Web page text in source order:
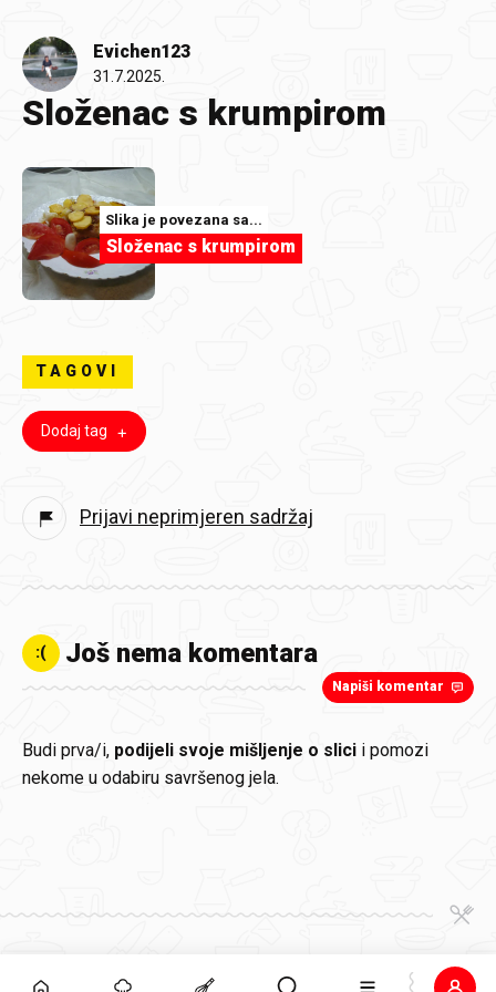
Evichen123
31.7.2025.
Složenac s krumpirom
Slika je povezana sa...
Složenac s krumpirom
TAGOVI
Dodaj tag
Prijavi neprimjeren sadržaj
:( Još nema komentara
Napiši komentar
Budi prva/i, podijeli svoje mišljenje o slici i pomozi
nekome u odabiru savršenog jela.